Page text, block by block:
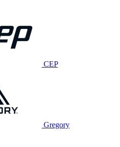
CEP
Gregory